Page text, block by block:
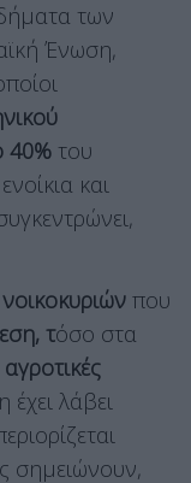
των
Ένωση,
40% του
και
νοικοκυριών που
τόσο στα
αγροτικές
λάβει
σημειώνουν,